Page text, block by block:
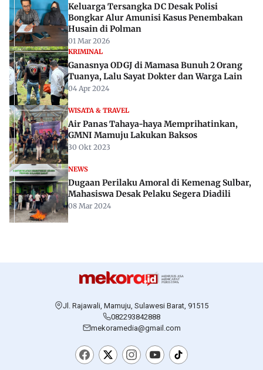
Keluarga Tersangka DC Desak Polisi
Bongkar Alur Amunisi Kasus Penembakan
Husain di Polman
01 Mar 2026
KRIMINAL
Ganasnya ODGJ di Mamasa Bunuh 2 Orang
Tuanya, Lalu Sayat Dokter dan Warga Lain
04 Apr 2024
WISATA & TRAVEL
Air Panas Tahaya-haya Memprihatinkan,
GMNI Mamuju Lakukan Baksos
30 Okt 2023
NEWS
Dugaan Perilaku Amoral di Kemenag Sulbar,
Mahasiswa Desak Pelaku Segera Diadili
08 Mar 2024
Jl. Rajawali, Mamuju, Sulawesi Barat, 91515
082293842888
mekoramedia@gmail.com